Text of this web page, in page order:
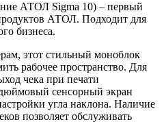
АТОЛ Sigma 10) – первый
АТОЛ. Подходит для
бизнеса.
этот стильный моноблок
рабочее пространство. Для
чека при печати
сенсорный экран
угла наклона. Наличие
позволяет обслуживать